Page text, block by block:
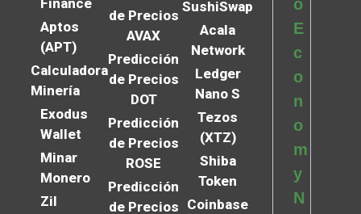
Finance
Aptos
(APT)
Calculadora
Minería
Exodus
Wallet
Minar
Monero
Zil
de Precios
AVAX
Predicción
de Precios
DOT
Predicción
de Precios
ROSE
Predicción
de Precios
SushiSwap
Acala
Network
Ledger
Nano S
Tezos
(XTZ)
Shiba
Token
Coinbase
o
E
c
o
n
o
m
y
N